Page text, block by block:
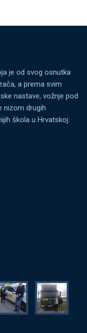
je od svog osnutka
a prema svim
nastave, vožnje pod
nizom drugih
škola u Hrvatskoj.